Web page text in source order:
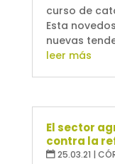
curso de
Esta
nuevas
leer más
El sector
contra la
25.03.21 |